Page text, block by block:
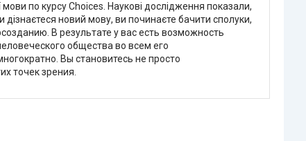
по курсу Choices. Наукові дослідження показали,
новий мову, ви починаєте бачити сполуки,
В результате у вас есть возможность
общества во всем его
Вы становитесь не просто
точек зрения.